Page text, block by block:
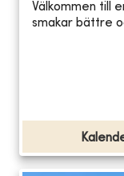
Välkommen till
smakar bättre